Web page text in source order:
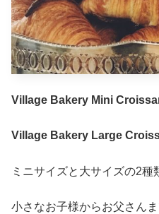
Village Bakery Mini
Village Bakery Large
ミニサイズと大サイズの2種
小さなお子様からお父さんま